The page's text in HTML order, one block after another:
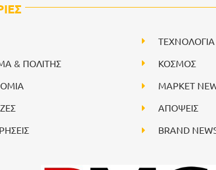
& ΠΟΛΙΤΗΣ
ΤΕΧΝΟΛΟΓΙΑ
ΚΟΣΜΟΣ
ΜΑΡΚΕΤ
ΑΠΟΨΕΙΣ
BRAND